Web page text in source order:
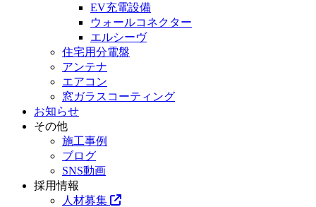
EV充電設備
ウォールコネクター
エルシーヴ
住宅用分電盤
アンテナ
エアコン
窓ガラスコーティング
お知らせ
その他
施工事例
ブログ
SNS動画
採用情報
人材募集